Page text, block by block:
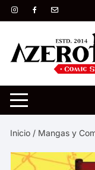
Saltar
al
Inicio / Mangas y